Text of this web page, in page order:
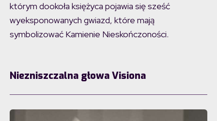
którym dookoła księżyca pojawia się sześć
wyeksponowanych gwiazd, które mają
symbolizować Kamienie Nieskończoności.
Niezniszczalna głowa Visiona